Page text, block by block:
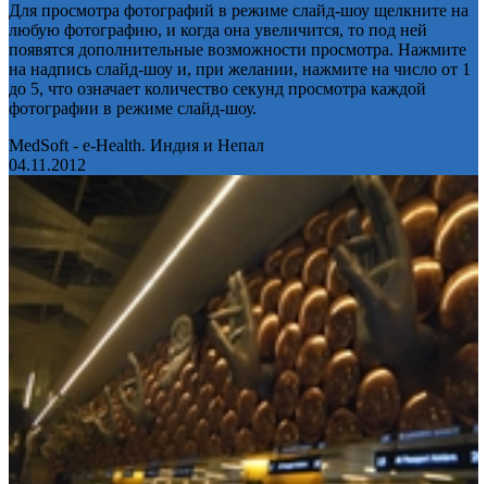
Для просмотра фотографий в режиме слайд-шоу щелкните на
любую фотографию, и когда она увеличится, то под ней
появятся дополнительные возможности просмотра. Нажмите
на надпись слайд-шоу и, при желании, нажмите на число от 1
до 5, что означает количество секунд просмотра каждой
фотографии в режиме слайд-шоу.
MedSoft - e-Health. Индия и Непал
04.11.2012